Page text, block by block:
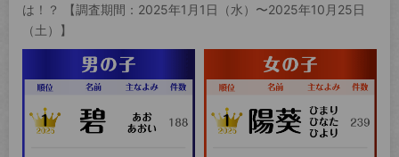
は！？ 【調査期間：2025年1月1日（水）〜2025年10月25日
（土）】